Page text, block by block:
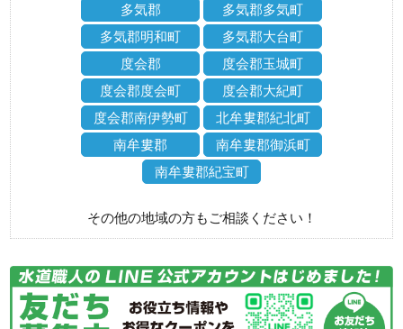
多気郡
多気郡多気町
多気郡明和町
多気郡大台町
度会郡
度会郡玉城町
度会郡度会町
度会郡大紀町
度会郡南伊勢町
北牟婁郡紀北町
南牟婁郡
南牟婁郡御浜町
南牟婁郡紀宝町
その他の地域の方もご相談ください！